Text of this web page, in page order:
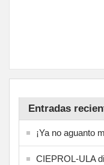
Entradas
¡Ya no aguanto
CIEPROL-ULA